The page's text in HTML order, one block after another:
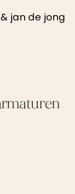
jan de jong